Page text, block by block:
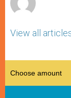
View all